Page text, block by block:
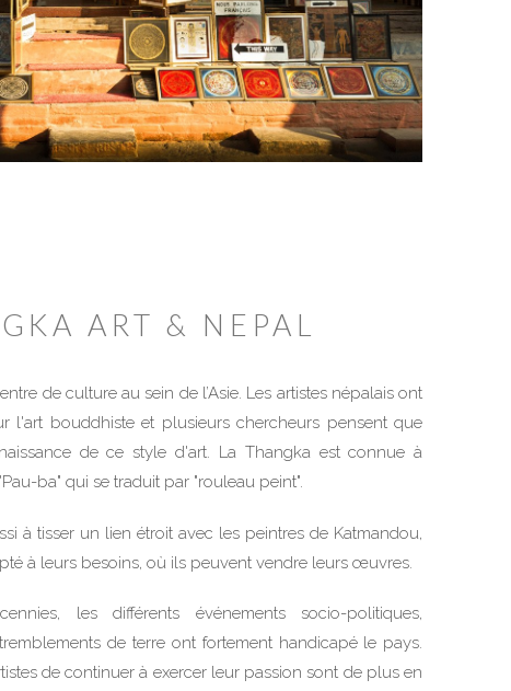
ART & NEPAL
de culture au sein de l’Asie. Les artistes népalais ont
l'art bouddhiste et plusieurs chercheurs pensent que
de ce style d'art. La Thangka est connue à
ba" qui se traduit par "rouleau peint".
à tisser un lien étroit avec les peintres de Katmandou,
à leurs besoins, où ils peuvent vendre leurs œuvres.
les différents événements socio-politiques,
de terre ont fortement handicapé le pays.
de continuer à exercer leur passion sont de plus en